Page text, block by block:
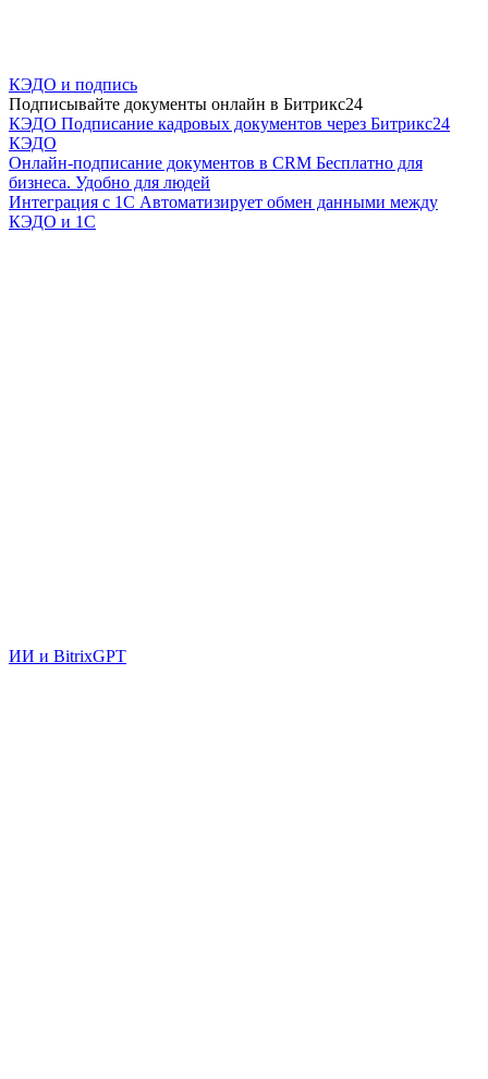
КЭДО и подпись
Подписывайте документы онлайн в Битрикс24
КЭДО Подписание кадровых документов через Битрикс24
КЭДО
Онлайн-подписание документов в CRM Бесплатно для
бизнеса. Удобно для людей
Интеграция с 1С Автоматизирует обмен данными между
КЭДО и 1С
ИИ и BitrixGPT